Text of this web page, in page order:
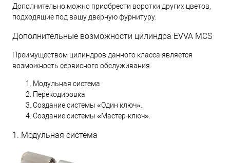
Дополнительно можно приобрести воротки других цветов,
подходящие под вашу дверную фурнитуру.
Дополнительные возможности цилиндра EVVA MCS
Преимуществом цилиндров данного класса является
возможность сервисного обслуживания.
Модульная система
Перекодировка.
Создание системы «Один ключ».
Создание системы «Мастер-ключ».
1. Модульная система